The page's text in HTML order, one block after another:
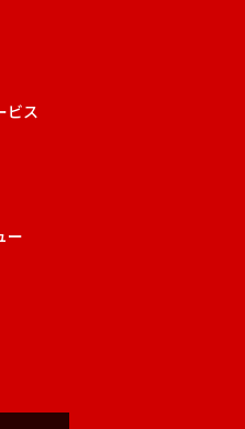
ビス
ー